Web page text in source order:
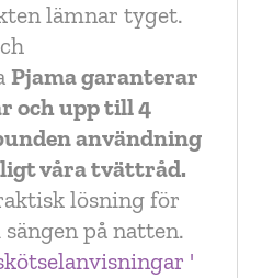
lämnar tyget.
Pjama garanterar
och upp till 4
användning
våra tvättråd.
lösning för
på natten.
'